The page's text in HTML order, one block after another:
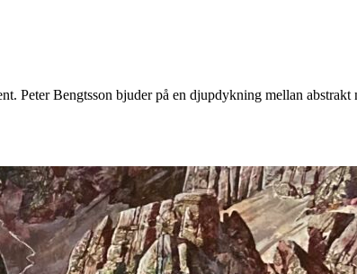
Peter Bengtsson bjuder på en djupdykning mellan